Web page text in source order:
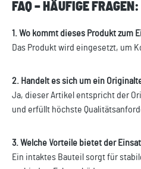
FAQ – HÄUFIGE FRAGEN:
1. Wo kommt dieses Produkt zum
Das Produkt wird eingesetzt, um
2. Handelt es sich um ein
Ja, dieser Artikel entspricht der
und erfüllt höchste
3. Welche Vorteile bietet der
Ein intaktes Bauteil sorgt für